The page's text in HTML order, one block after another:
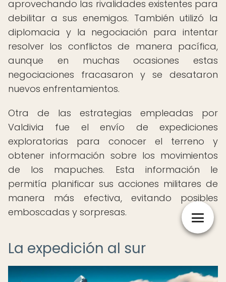
aprovechando las rivalidades existentes para
debilitar a sus enemigos. También utilizó la
diplomacia y la negociación para intentar
resolver los conflictos de manera pacífica,
aunque en muchas ocasiones estas
negociaciones fracasaron y se desataron
nuevos enfrentamientos.
Otra de las estrategias empleadas por
Valdivia fue el envío de expediciones
exploratorias para conocer el terreno y
obtener información sobre los movimientos
de los mapuches. Esta información le
permitía planificar sus acciones militares de
manera más efectiva, evitando posibles
emboscadas y sorpresas.
La expedición al sur